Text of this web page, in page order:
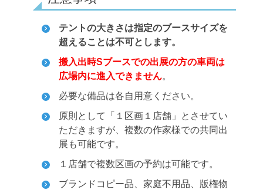
テントの大きさは指定のブースサイズを
超えることは不可とします。
搬入出時Sブースでの出展の方の車両は
広場内に進入できません。
必要な備品は各自用意ください。
原則として「１区画１店舗」とさせてい
ただきますが、複数の作家様での共同出
展も可能です。
１店舗で複数区画の予約は可能です。
ブランドコピー品、家庭不用品、版権物